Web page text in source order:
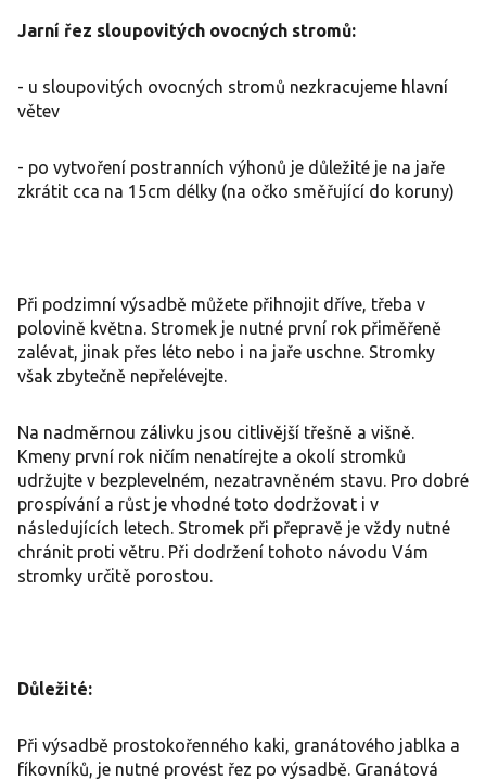
Jarní řez sloupovitých ovocných stromů:
- u sloupovitých ovocných stromů nezkracujeme hlavní
větev
- po vytvoření postranních výhonů je důležité je na jaře
zkrátit cca na 15cm délky (na očko směřující do koruny)
Při podzimní výsadbě můžete přihnojit dříve, třeba v
polovině května. Stromek je nutné první rok přiměřeně
zalévat, jinak přes léto nebo i na jaře uschne. Stromky
však zbytečně nepřelévejte.
Na nadměrnou zálivku jsou citlivější třešně a višně.
Kmeny první rok ničím nenatírejte a okolí stromků
udržujte v bezplevelném, nezatravněném stavu. Pro dobré
prospívání a růst je vhodné toto dodržovat i v
následujících letech. Stromek při přepravě je vždy nutné
chránit proti větru. Při dodržení tohoto návodu Vám
stromky určitě porostou.
Důležité:
Při výsadbě prostokořenného kaki, granátového jablka a
fíkovníků, je nutné provést řez po výsadbě. Granátová